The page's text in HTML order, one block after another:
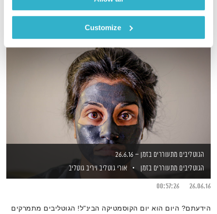
Customize
הגוטליבים מתעוררים בזמן – 26.6.16
הגוטליבים מתעוררים בזמן
אורי גוטליבויריב גוטליב
26.06.16
00:57:26
הידעתם? היום הוא יום הקוסמטיקה הבינ"ל! הגוטליבים מתמרקים